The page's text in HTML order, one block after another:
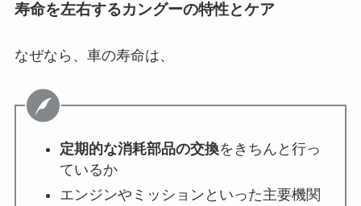
寿命を左右するカングーの特性とケア
なぜなら、車の寿命は、
定期的な消耗部品の交換をきちんと行っ
ているか
エンジンやミッションといった主要機関